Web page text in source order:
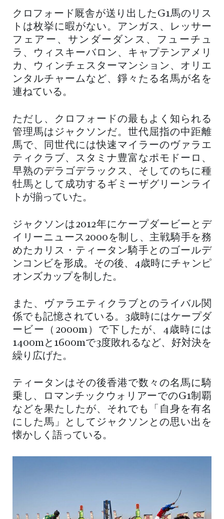
クロフォード厩舎が送り出したG1馬のリス
トは枚挙に暇がない。アンガス、レッサー
フェアー、サンダーダンス、フューチュ
ラ、ウィスキーバロン、キャプテンアメリ
カ、ウィンチェスターマンション、オリエ
ンタルチャームなど、錚々たる名馬が名を
連ねている。
ただし、クロフォードの最もよく知られる
管理馬はジャクソンだ。世代屈指の中距離
馬で、同世代には快速マイラーのヴァラエ
ティクラブ、スタミナ豊富なポモドーロ、
早熟のデラゴデラックス、そしてのちに種
牡馬として成功するギミーザグリーンライ
トが揃っていた。
ジャクソンは2012年にケープダービーとデ
イリーニュース2000を制し、主戦騎手を務
めたカリス・ティータン騎手とのゴールデ
ンコンビを形成。その後、4歳時にチャンピ
オンズカップを制した。
また、ヴァラエティクラブとのライバル関
係でも記憶されている。3歳時にはケープダ
ービー（2000m）で下したが、4歳時には
1400mと1600mで3度敗れるなど、好対決を
繰り広げた。
ティータンはその後香港で数々の名馬に騎
乗し、ロマンチックウォリアーでのG1制覇
などを果たしたが、それでも「自身を有名
にした馬」としてジャクソンとの思い出を
懐かしく語っている。